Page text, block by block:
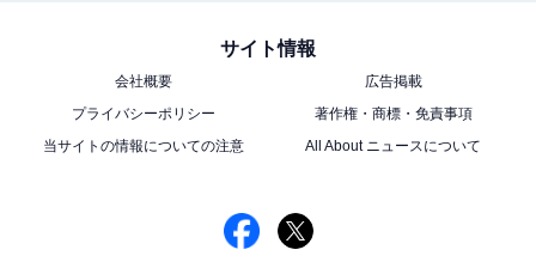
サイト情報
会社概要
広告掲載
プライバシーポリシー
著作権・商標・免責事項
当サイトの情報についての注意
All About ニュースについて